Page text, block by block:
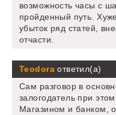
возможность часы с
пройденный путь.
убыток ряд статей,
отчасти.
Teodoraответил(а)
Сам разговор в
залогодатель при
Магазином и банком,